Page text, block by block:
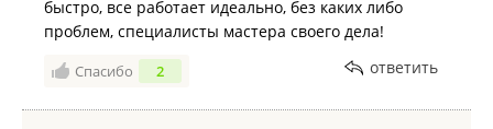
быстро, все работает идеально, без каких либо
проблем, специалисты мастера своего дела!
Спасибо 2 ответить